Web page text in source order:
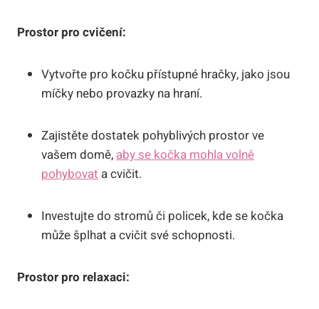
Prostor pro cvičení:
Vytvořte pro kočku přístupné hračky, jako jsou
míčky nebo provazky na hraní.
Zajistěte dostatek pohyblivých prostor ve
vašem domě, aby se kočka mohla volně
pohybovat a cvičit.
Investujte do stromů či policek, kde se kočka
může šplhat a cvičit své schopnosti.
Prostor pro relaxaci: